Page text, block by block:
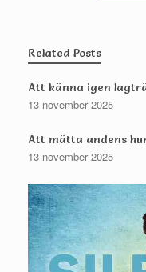
Related Posts
Att känna igen
13 november 2025
Att mätta andens
13 november 2025